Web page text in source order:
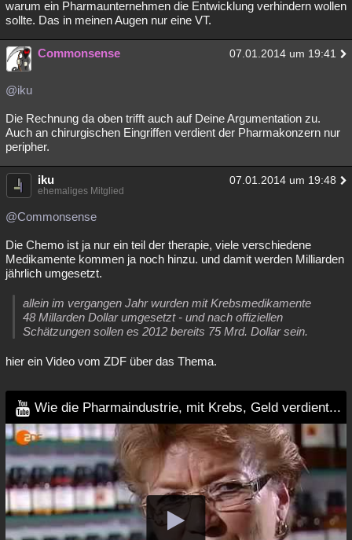
warum ein Pharmaunternehmen die Entwicklung verhindern wollen
sollte. Das in meinen Augen nur eine VT.
Commonsense 07.01.2014 um 19:41
@iku
Die Rechnung da oben trifft auch auf Deine Argumentation zu.
Auch an chirurgischen Eingriffen verdient der Pharmakonzern nur
peripher.
iku 07.01.2014 um 19:48
ehemaliges Mitglied
@Commonsense
Die Chemo ist ja nur ein teil der therapie, viele verschiedene
Medikamente kommen ja noch hinzu. und damit werden Milliarden
jährlich umgesetzt.
allein im vergangen Jahr wurden mit Krebsmedikamente
48 Millarden Dollar umgesetzt - und nach offiziellen
Schätzungen sollen es 2012 bereits 75 Mrd. Dollar sein.
hier ein Video vom ZDF über das Thema.
Wie die Pharmaindustrie, mit Krebs, Geld verdient...